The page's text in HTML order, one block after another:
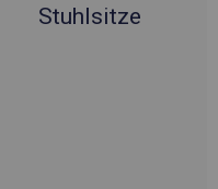
Stuhlsitze